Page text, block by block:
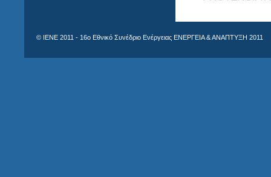
© IENE 2011 - 16ο Εθνικό Συνέδριο Ενέργειας ΕΝΕΡΓΕΙΑ & ΑΝΑΠΤΥΞΗ 2011